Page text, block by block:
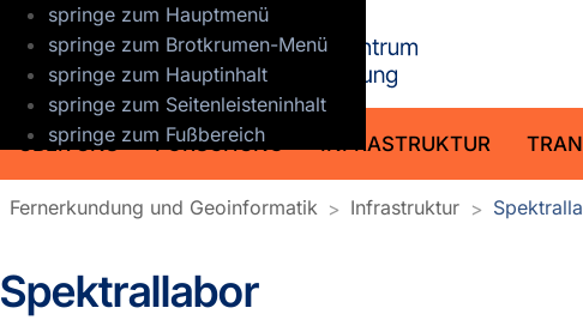
springe zum Hauptmenü
springe zum Brotkrumen-Menü
springe zum Hauptinhalt
springe zum Seitenleisteninhalt
springe zum Fußbereich
ÜBER UNS FORSCHUNG INFRASTRUKTUR
Fernerkundung und Geoinformatik Infrastruktur
Spektrallabor